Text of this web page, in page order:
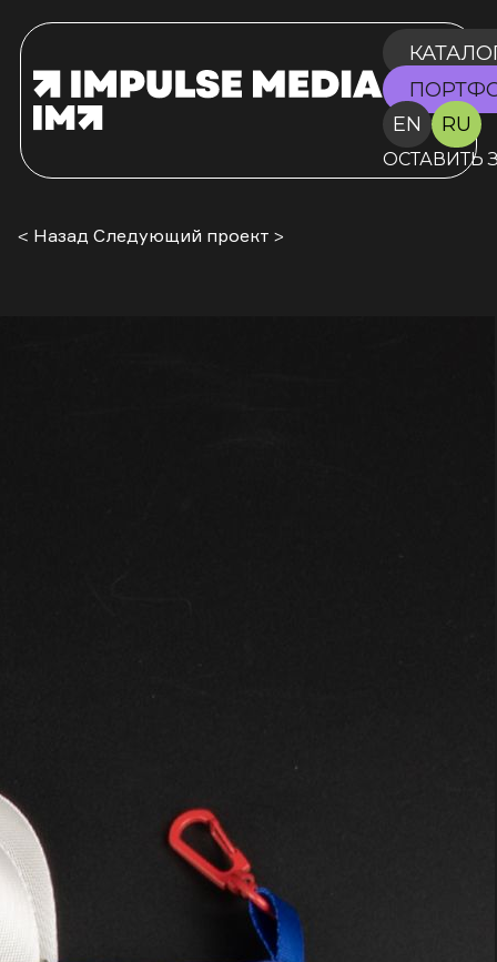
EN
RU
ОСТАВИТЬ
< Назад Следующий проект >